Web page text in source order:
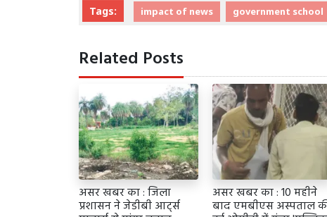
Tags: impact of news government school
Related Posts
असर खबर का : जिला
प्रशासन ने जेडीबी आर्ट्स
असर खबर का : 10 महीने
बाद एमबीएस अस्पताल